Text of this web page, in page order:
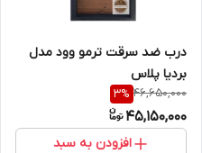
درب ضد سرقت ترمو وود مدل
بردیا پلاس
46,650,000
3%
45,150,000
افزودن به سبد